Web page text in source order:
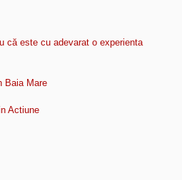
că este cu adevarat o experienta
Baia Mare
Actiune